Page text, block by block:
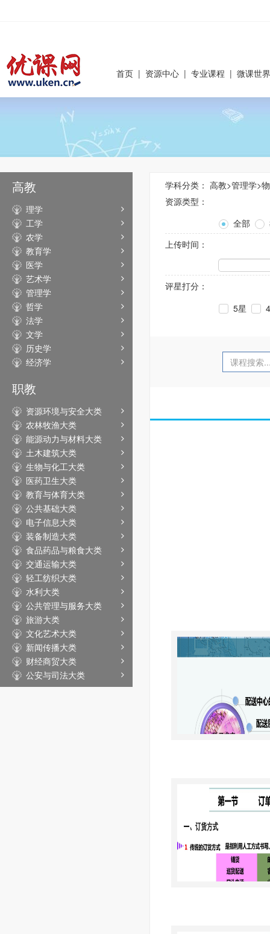
首页 | 资源中心 | 专业课程 | 微课世界
高教
理学
工学
农学
教育学
医学
艺术学
管理学
哲学
法学
文学
历史学
经济学
职教
资源环境与安全大类
农林牧渔大类
能源动力与材料大类
土木建筑大类
生物与化工大类
医药卫生大类
教育与体育大类
公共基础大类
电子信息大类
装备制造大类
食品药品与粮食大类
交通运输大类
轻工纺织大类
水利大类
公共管理与服务大类
旅游大类
文化艺术大类
新闻传播大类
财经商贸大类
公安与司法大类
学科分类： 高教>管理学>
资源类型：
全部
上传时间：
评星打分：
5星